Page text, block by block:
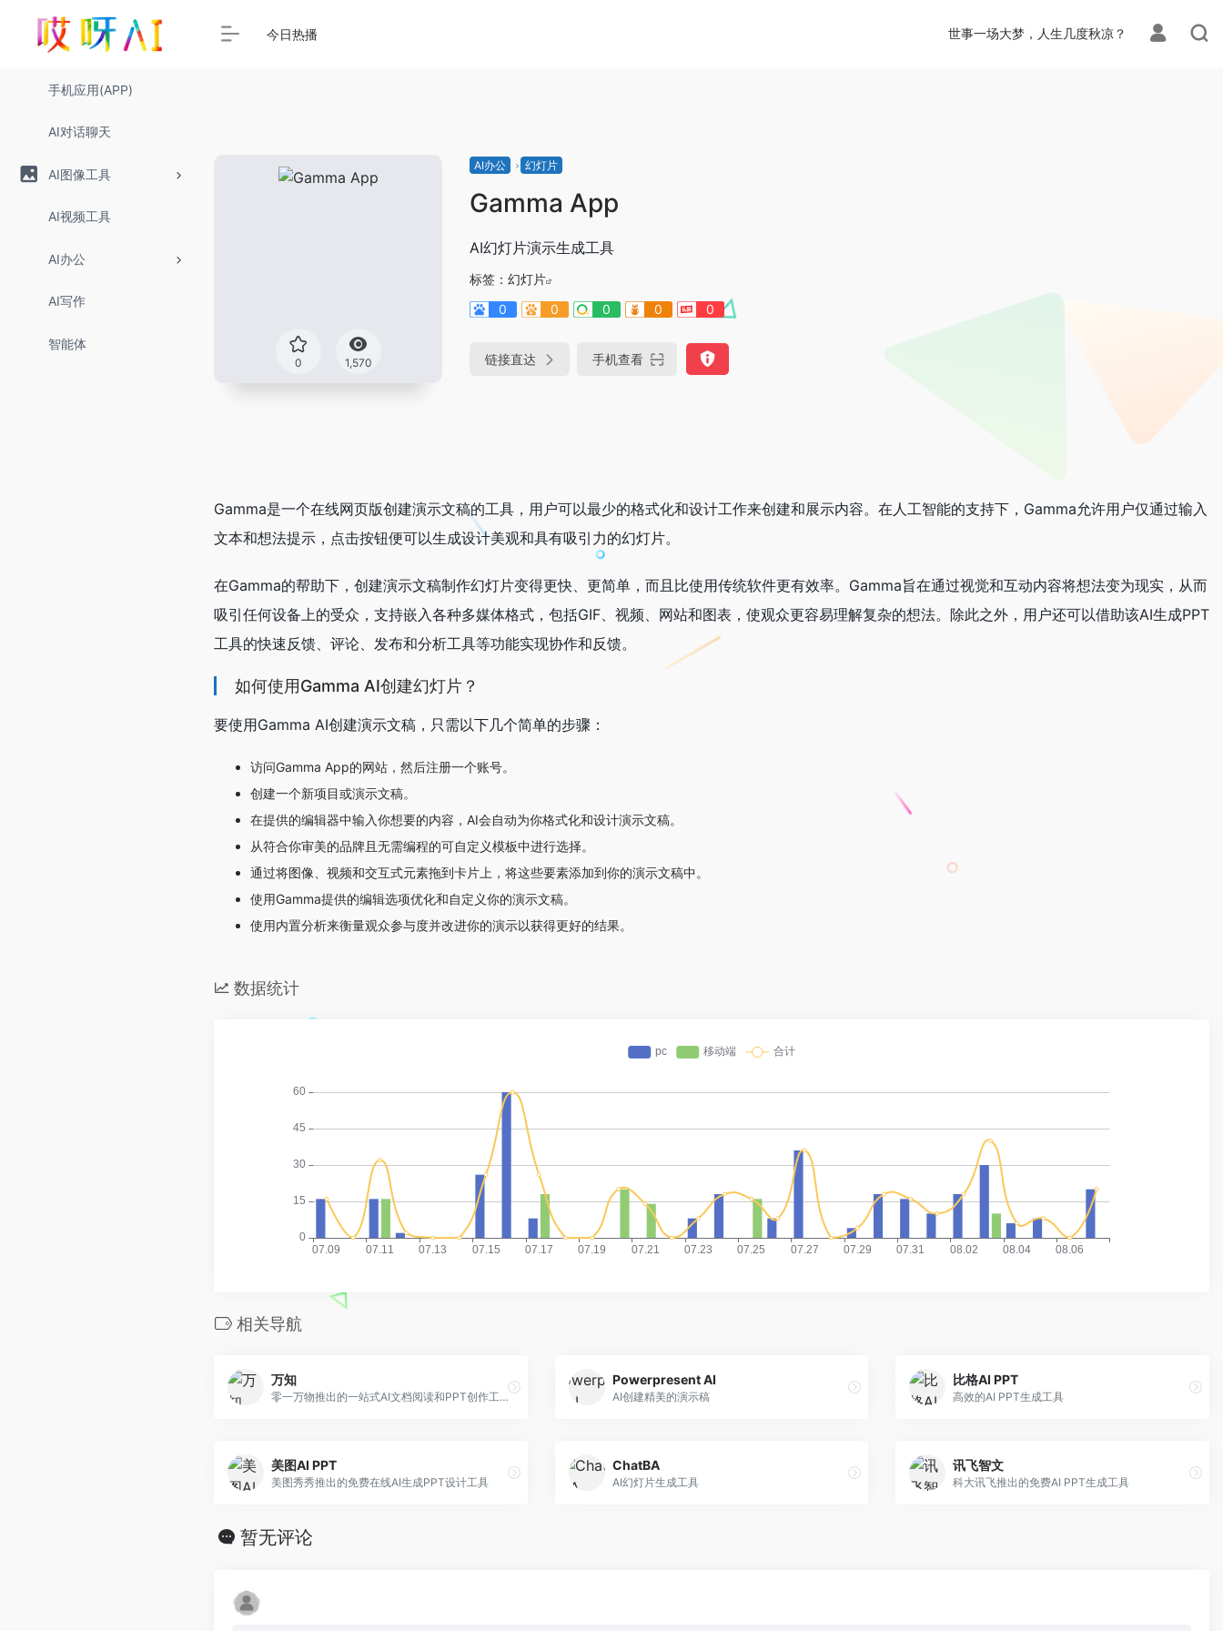
手机应用(APP)
AI对话聊天
AI图像工具
AI视频工具
AI办公
AI写作
智能体
今日热播 世事一场大梦，人生几度秋凉？
0 1,570
AI办公 幻灯片
Gamma App
AI幻灯片演示生成工具
标签： 幻灯片
0
0 0 0 0
链接直达 手机查看
Gamma是一个在线网页版创建演示文稿的工具，用户可以最少的格式化和设计工作来创建和展示内容。在人工智能的支持下，Gamma允许用户仅通过输入
文本和想法提示，点击按钮便可以生成设计美观和具有吸引力的幻灯片。
在Gamma的帮助下，创建演示文稿制作幻灯片变得更快、更简单，而且比使用传统软件更有效率。Gamma旨在通过视觉和互动内容将想法变为现实，从而
吸引任何设备上的受众，支持嵌入各种多媒体格式，包括GIF、视频、网站和图表，使观众更容易理解复杂的想法。除此之外，用户还可以借助该AI生成PPT
工具的快速反馈、评论、发布和分析工具等功能实现协作和反馈。
如何使用Gamma AI创建幻灯片？
要使用Gamma AI创建演示文稿，只需以下几个简单的步骤：
访问Gamma App的网站，然后注册一个账号。
创建一个新项目或演示文稿。
在提供的编辑器中输入你想要的内容，AI会自动为你格式化和设计演示文稿。
从符合你审美的品牌且无需编程的可自定义模板中进行选择。
通过将图像、视频和交互式元素拖到卡片上，将这些要素添加到你的演示文稿中。
使用Gamma提供的编辑选项优化和自定义你的演示文稿。
使用内置分析来衡量观众参与度并改进你的演示以获得更好的结果。
数据统计
相关导航
万知
零一万物推出的一站式AI文档阅读和PPT创作工作台
Powerpresent AI
AI创建精美的演示稿
比格AI PPT
高效的AI PPT生成工具
美图AI PPT
美图秀秀推出的免费在线AI生成PPT设计工具
ChatBA
AI幻灯片生成工具
讯飞智文
科大讯飞推出的免费AI PPT生成工具
暂无评论